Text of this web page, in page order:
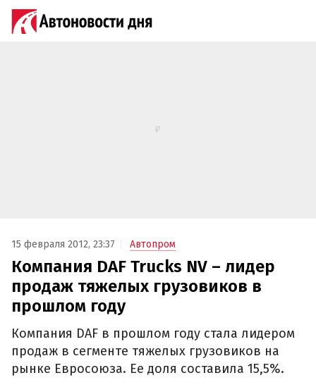
15 февраля 2012, 23:37 Автопром
Компания DAF Trucks NV – лидер
продаж тяжелых грузовиков в
прошлом году
Компания DAF в прошлом году стала лидером
продаж в сегменте тяжелых грузовиков на
рынке Евросоюза. Ее доля составила 15,5%.